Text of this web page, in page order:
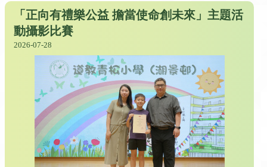
「正向有禮樂公益 擔當使命創未來」主題活
動攝影比賽
2026-07-28